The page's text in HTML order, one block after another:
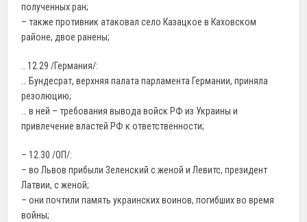
полученных ран;
– также противник атаковал село Казацкое в Каховском
районе, двое ранены;
.. 12.29 /Германия/:
… Бундесрат, верхняя палата парламента Германии, приняла
резолюцию;
… в ней – требования вывода войск РФ из Украины и
привлечение властей РФ к ответственности;
– 12.30 /ОП/:
– во Львов прибыли Зеленский с женой и Левитс, президент
Латвии, с женой;
– они почтили память украинских воинов, погибших во время
войны;